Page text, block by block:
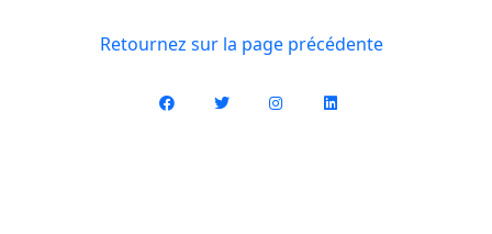
Retournez sur la page précédente